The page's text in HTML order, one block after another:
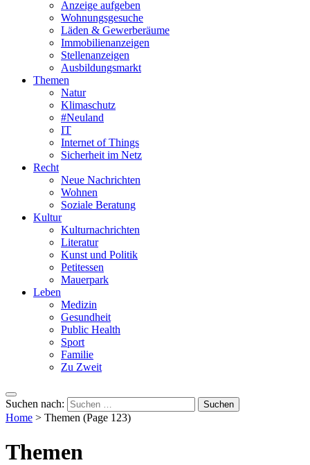
Anzeige aufgeben
Wohnungsgesuche
Läden & Gewerberäume
Immobilienanzeigen
Stellenanzeigen
Ausbildungsmarkt
Themen
Natur
Klimaschutz
#Neuland
IT
Internet of Things
Sicherheit im Netz
Recht
Neue Nachrichten
Wohnen
Soziale Beratung
Kultur
Kulturnachrichten
Literatur
Kunst und Politik
Petitessen
Mauerpark
Leben
Medizin
Gesundheit
Public Health
Sport
Familie
Zu Zweit
Suchen nach:
Home > Themen (Page 123)
Themen